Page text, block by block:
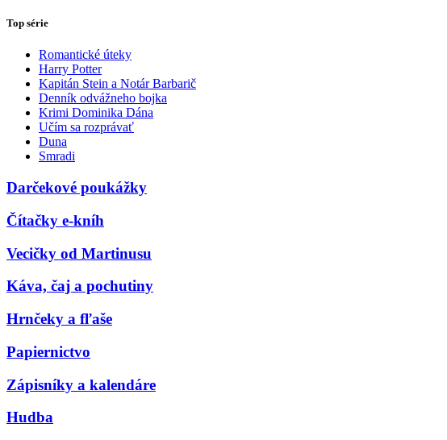
Top série
Romantické úteky
Harry Potter
Kapitán Stein a Notár Barbarič
Denník odvážneho bojka
Krimi Dominika Dána
Učím sa rozprávať
Duna
Smradi
Darčekové poukážky
Čítačky e-kníh
Vecičky od Martinusu
Káva, čaj a pochutiny
Hrnčeky a fľaše
Papiernictvo
Zápisníky a kalendáre
Hudba